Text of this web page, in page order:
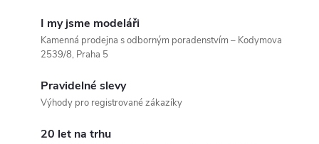
I my jsme modeláři
Kamenná prodejna s odborným poradenstvím – Kodymova
2539/8, Praha 5
Pravidelné slevy
Výhody pro registrované zákazíky
20 let na trhu